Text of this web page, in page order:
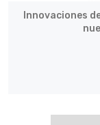
Innovaciones